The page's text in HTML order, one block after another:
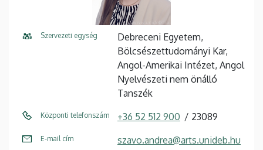
Szervezeti egység
Debreceni Egyetem,
Bölcsészettudományi Kar,
Angol-Amerikai Intézet, Angol
Nyelvészeti nem önálló
Tanszék
Központi telefonszám +36 52 512 900 23089
E-mail cím szavo.andrea@arts.unideb.hu